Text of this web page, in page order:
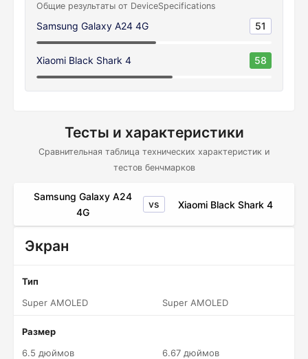
Общие результаты от DeviceSpecifications
Samsung Galaxy A24 4G 51
Xiaomi Black Shark 4 58
Тесты и характеристики
Сравнительная таблица технических характеристик и
тестов бенчмарков
Samsung Galaxy A24
4G
vs Xiaomi Black Shark 4
Экран
Тип
Super AMOLED
Super AMOLED
Размер
6.5 дюймов
6.67 дюймов